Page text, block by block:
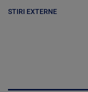
STIRI EXTERNE